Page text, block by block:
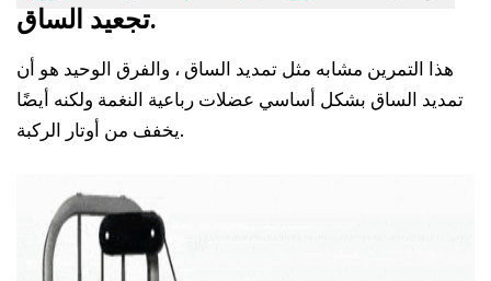
تجعيد الساق.
هذا التمرين مشابه مثل تمديد الساق ، والفرق الوحيد هو أن
تمديد الساق بشكل أساسي عضلات رباعية النغمة ولكنه أيضًا
يخفف من أوتار الركبة.